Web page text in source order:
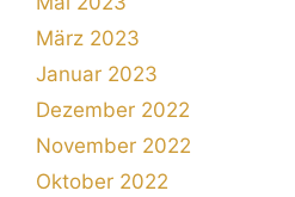
März 2023
Januar 2023
Dezember 2022
November 2022
Oktober 2022